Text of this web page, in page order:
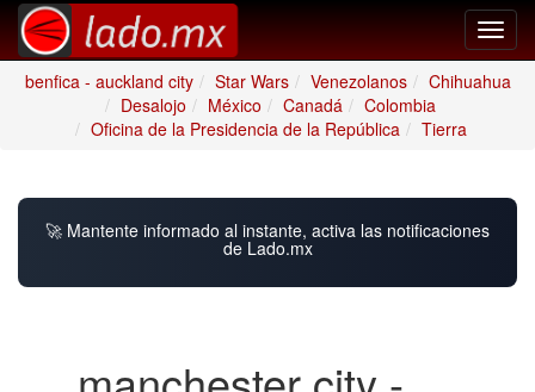
benfica - auckland city
Star Wars Venezolanos
Chihuahua
Desalojo
México Canadá
Colombia
Oficina de la Presidencia de la República
Tierra
🚀 Mantente informado al instante, activa las notificaciones
de Lado.mx